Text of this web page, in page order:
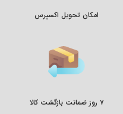
امکان تحویل اکسپرس
۷ روز ضمانت بازگشت کالا